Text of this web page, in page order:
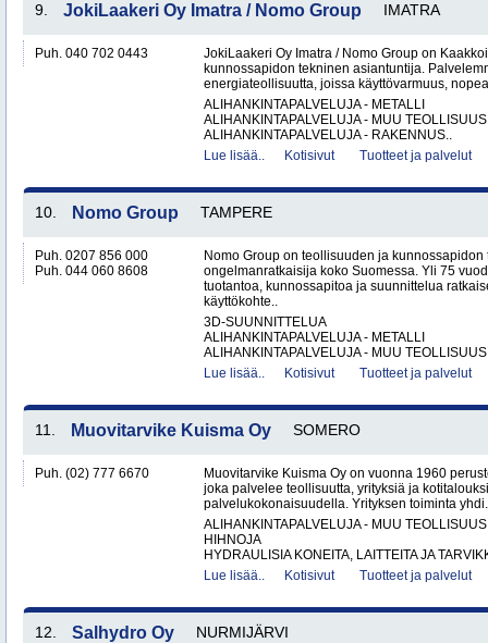
9. JokiLaakeri Oy Imatra / Nomo Group IMATRA
Puh. 040 702 0443
JokiLaakeri Oy Imatra / Nomo Group on
kunnossapidon tekninen asiantuntija.
energiateollisuutta, joissa käyttövarmuus,
ALIHANKINTAPALVELUJA - METALLI
ALIHANKINTAPALVELUJA - MUU TEOLLISUUS
ALIHANKINTAPALVELUJA - RAKENNUS..
Lue lisää..
Kotisivut Tuotteet ja palvelut
10. Nomo Group TAMPERE
Puh. 0207 856 000
Puh. 044 060 8608
Nomo Group on teollisuuden ja kunnossapidon
ongelmanratkaisija koko Suomessa. Yli 75
tuotantoa, kunnossapitoa ja suunnittelua
käyttökohte..
3D-SUUNNITTELUA
ALIHANKINTAPALVELUJA - METALLI
ALIHANKINTAPALVELUJA - MUU
Lue lisää..
Kotisivut Tuotteet ja palvelut
11. Muovitarvike Kuisma Oy SOMERO
Puh. (02) 777 6670
Muovitarvike Kuisma Oy on vuonna 1960
joka palvelee teollisuutta, yrityksiä ja
palvelukokonaisuudella. Yrityksen toiminta
ALIHANKINTAPALVELUJA - MUU TEOLLISUUS
HIHNOJA
HYDRAULISIA KONEITA, LAITTEITA JA
Lue lisää..
Kotisivut Tuotteet ja palvelut
12. Salhydro Oy NURMIJÄRVI